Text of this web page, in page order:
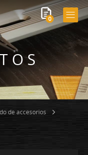
0
de accesorios